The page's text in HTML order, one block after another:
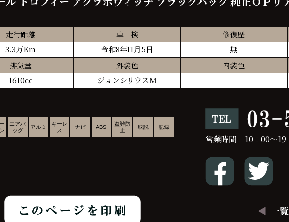
走行距離
3.3万Km
車 検
令和8年11月5日
修復歴
無
排気量
1610cc
外装色
ジョンシリウスＭ
内装色
-
エアバ
ッグ
アルミ
キーレ
ス
ナビ ABS
盗難防
止
取説 記録
営業時間 10：00～